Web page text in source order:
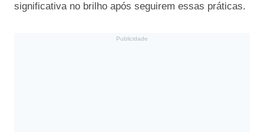
significativa no brilho após seguirem essas práticas.
Publicidade